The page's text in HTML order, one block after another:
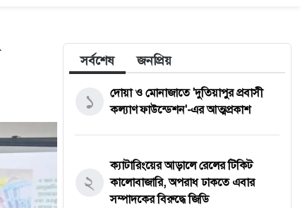
সর্বশেষ জনপ্রিয়
১
দোয়া ও মোনাজাতে 'দুতিয়াপুর প্রবাসী
কল্যাণ ফাউন্ডেশন'-এর আত্মপ্রকাশ
২
ক্যাটারিংয়ের আড়ালে রেলের টিকিট
কালোবাজারি, অপরাধ ঢাকতে এবার
সম্পাদকের বিরুদ্ধে জিডি